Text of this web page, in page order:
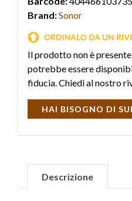
Brand:Sonor
Il prodotto non è
potrebbe essere
fiducia. Chiedi al nostro
HAI BISOGNO DI
Descrizione